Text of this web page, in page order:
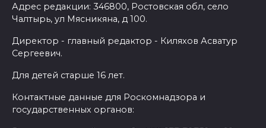
Адрес редакции: 346800, Ростовская обл, село
Чалтырь, ул Мясникяна, д 100.
Директор - главный редактор - Киляхов Асватур
Сергеевич.
Для детей старше 16 лет.
Контактные данные для Роскомнадзора и
государственных органов: